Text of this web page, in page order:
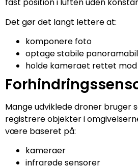
fast position i luften uden
Det gør det langt lettere at:
komponere foto
optage stabile
holde kameraet rettet
Mange udviklede droner bruger
registrere objekter i
være baseret på:
kameraer
infrarøde sensorer